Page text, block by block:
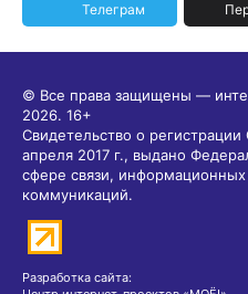
Телеграм
© Все права защищены —
2026. 16+
Свидетельство о
апреля 2017 г., выдано
сфере связи,
коммуникаций.
Разработка сайта: